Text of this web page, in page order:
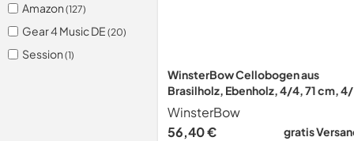
Amazon (127)
Gear 4 Music DE (20)
Session (1)
WinsterBow Cellobogen aus
Brasilholz, Ebenholz, 4/4, 71 cm, 4/
natürliches Rosshaar (Cellobogen
4/4)
WinsterBow
56,40 €
gratis